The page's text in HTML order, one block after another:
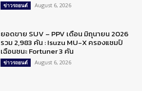
ข่าวรถยนต์ August 6, 2026
ยอดขาย SUV – PPV เดือน มิถุนายน 2026
รวม 2,983 คัน : Isuzu MU-X ครองแชมป์
เฉือนชนะ Fortuner 3 คัน
ข่าวรถยนต์ August 6, 2026